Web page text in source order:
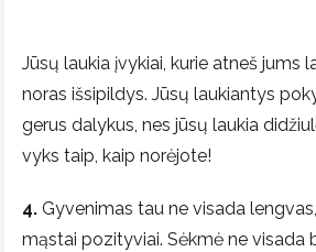
Jūsų laukia įvykiai, kurie atneš jums
noras išsipildys. Jūsų laukiantys
gerus dalykus, nes jūsų laukia
vyks taip, kaip norėjote!
4. Gyvenimas tau ne visada
mąstai pozityviai. Sėkmė ne visada